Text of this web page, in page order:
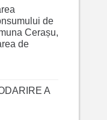
de
Cerașu,
de
A